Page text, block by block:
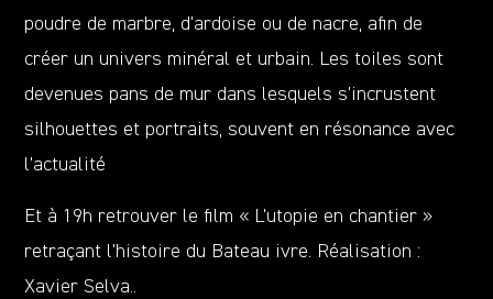
poudre de marbre, d’ardoise ou de nacre, afin de
créer un univers minéral et urbain. Les toiles sont
devenues pans de mur dans lesquels s’incrustent
silhouettes et portraits, souvent en résonance avec
l’actualité
Et à 19h retrouver le film « L’utopie en chantier »
retraçant l’histoire du Bateau ivre. Réalisation :
Xavier Selva..